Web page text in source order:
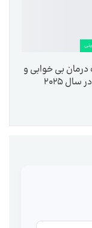
درمان بی خوابی و
2025